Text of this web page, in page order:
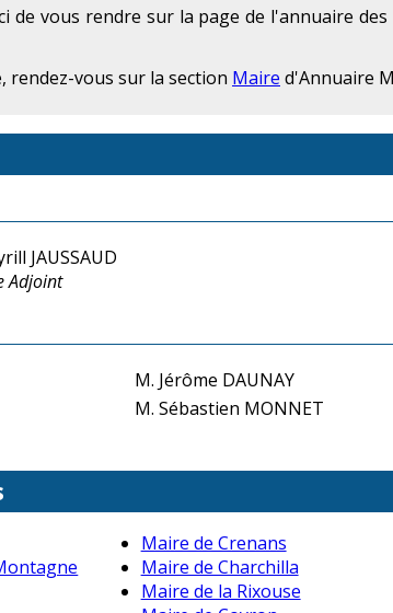
vous rendre sur la page de l'annuaire des
rendez-vous sur la section Maire d'Annuaire
JAUSSAUD
Adjoint
M. Jérôme DAUNAY
M. Sébastien MONNET
Maire de Crenans
Maire de Charchilla
Maire de la Rixouse